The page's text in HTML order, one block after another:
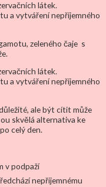
látek.
a vytváření nepříjemného
zeleného čaje s
látek.
a vytváření nepříjemného
ale být cítit může
skvělá alternativa ke
celý den.
v podpaží
nepříjemnému